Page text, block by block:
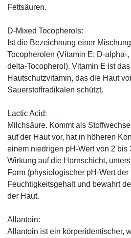
Fettsäuren.
D-Mixed Tocopherols:
Ist die Bezeichnung einer
Tocopherolen (Vitamin E; D-alpha-,
delta-Tocopherol). Vitamin E ist
Hautschutzvitamin, das die Haut
Sauerstoffradikalen schützt.
Lactic Acid:
Milchsäure. Kommt als
auf der Haut vor, hat in höheren
einem niedrigen pH-Wert von 2 bis
Wirkung auf die Hornschicht,
Form (physiologischer pH-Wert der
Feuchtigkeitsgehalt und bewahrt
der Haut.
Allantoin:
Allantoin ist ein körperidentischer,